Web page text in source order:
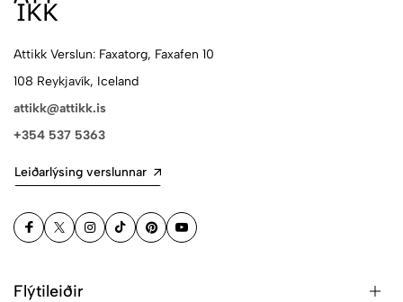
Attikk Verslun: Faxatorg, Faxafen 10
108 Reykjavík, Iceland
attikk@attikk.is
+354 537 5363
Leiðarlýsing verslunnar
Flýtileiðir